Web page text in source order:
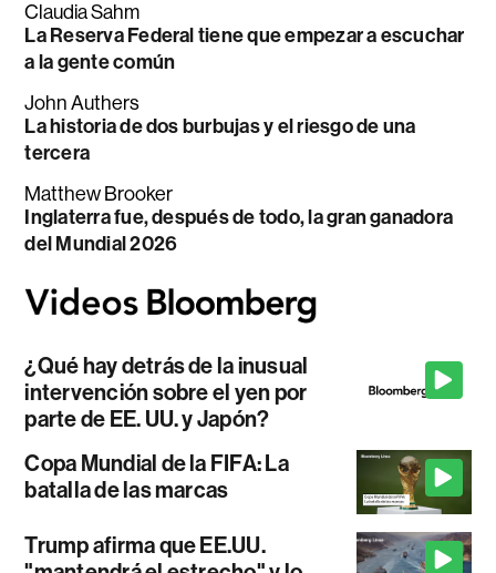
Claudia Sahm
La Reserva Federal tiene que empezar a escuchar
a la gente común
John Authers
La historia de dos burbujas y el riesgo de una
tercera
Matthew Brooker
Inglaterra fue, después de todo, la gran ganadora
del Mundial 2026
¿Qué hay detrás de la inusual
intervención sobre el yen por
parte de EE. UU. y Japón?
Copa Mundial de la FIFA: La
batalla de las marcas
Trump afirma que EE.UU.